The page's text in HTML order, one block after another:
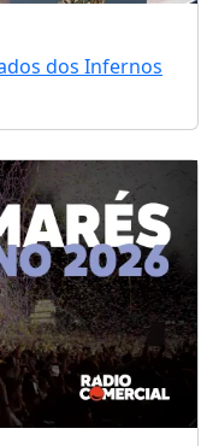
dos Infernos